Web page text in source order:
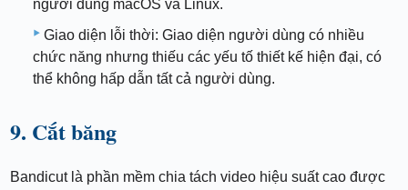
người dùng macOS và Linux.
Giao diện lỗi thời: Giao diện người dùng có nhiều
chức năng nhưng thiếu các yếu tố thiết kế hiện đại, có
thể không hấp dẫn tất cả người dùng.
9. Cắt băng
Bandicut là phần mềm chia tách video hiệu suất cao được